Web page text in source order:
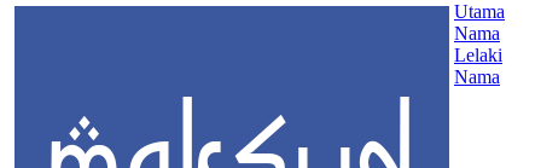
Utama
Nama
Lelaki
Nama